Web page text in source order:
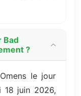
Bad
?
le jour
18 juin 2026,